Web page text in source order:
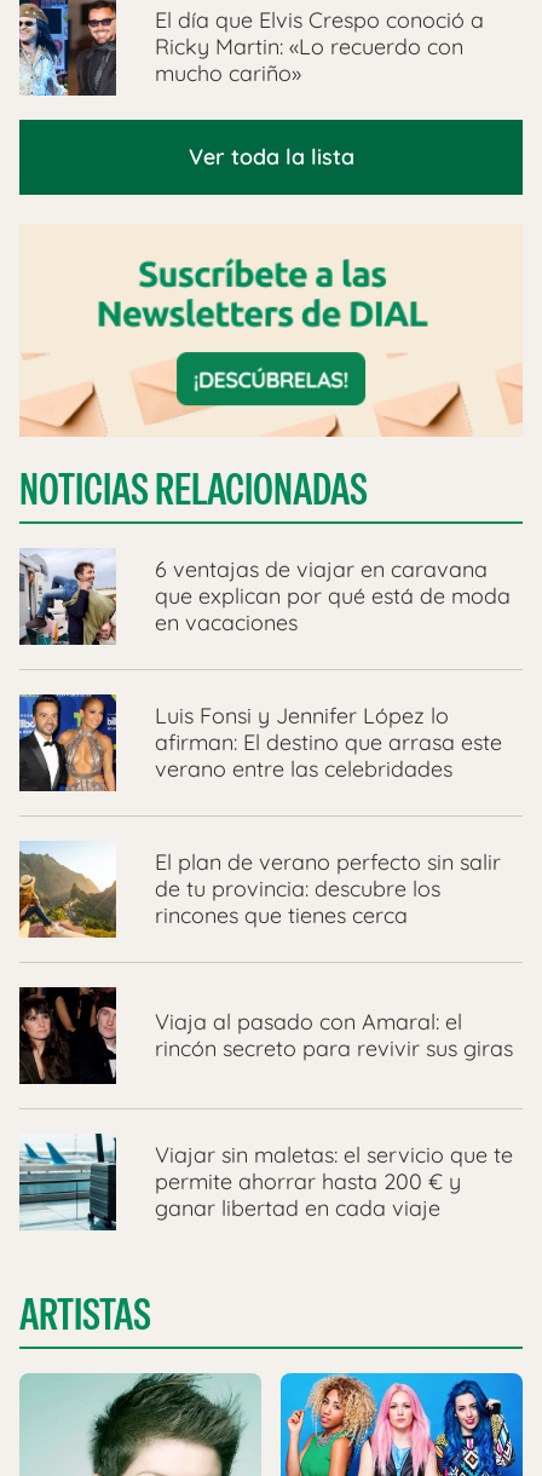
El día que Elvis Crespo conoció a
Ricky Martin: «Lo recuerdo con
mucho cariño»
Ver toda la lista
NOTICIAS RELACIONADAS
6 ventajas de viajar en caravana
que explican por qué está de moda
en vacaciones
Luis Fonsi y Jennifer López lo
afirman: El destino que arrasa este
verano entre las celebridades
El plan de verano perfecto sin salir
de tu provincia: descubre los
rincones que tienes cerca
Viaja al pasado con Amaral: el
rincón secreto para revivir sus giras
Viajar sin maletas: el servicio que te
permite ahorrar hasta 200 € y
ganar libertad en cada viaje
ARTISTAS